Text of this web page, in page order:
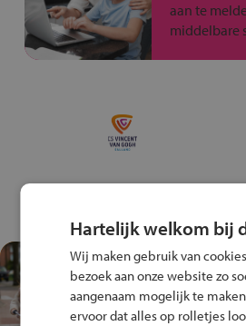
aan te
middelbare
Test je
Fiets Veilig
Hartelijk welkom bij
Wij maken gebruik van
bezoek aan onze website zo
aangenaam mogelijk te
ervoor dat alles op rolletjes